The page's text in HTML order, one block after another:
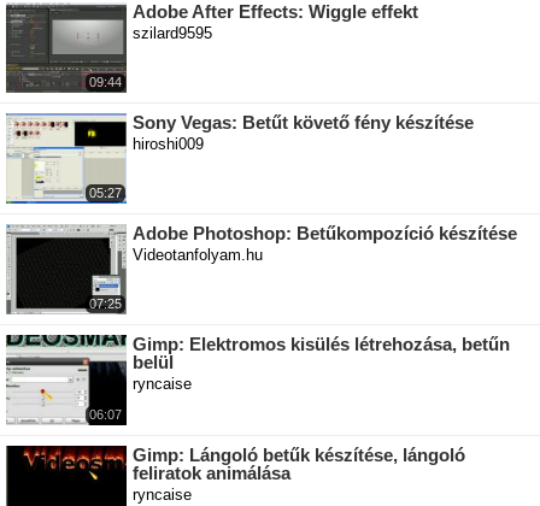
09:44
Adobe After Effects: Wiggle effekt
szilard9595
05:27
Sony Vegas: Betűt követő fény készítése
hiroshi009
07:25
Adobe Photoshop: Betűkompozíció készítése
Videotanfolyam.hu
06:07
Gimp: Elektromos kisülés létrehozása, betűn
belül
ryncaise
Gimp: Lángoló betűk készítése, lángoló
feliratok animálása
ryncaise